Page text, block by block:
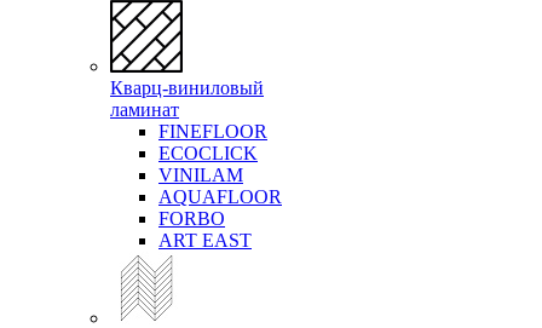
Кварц-виниловый
ламинат
FINEFLOOR
ECOCLICK
VINILAM
AQUAFLOOR
FORBO
ART EAST